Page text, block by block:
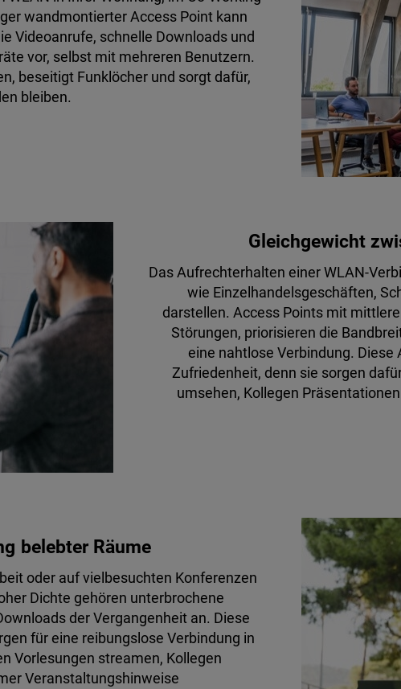
wandmontierter Access Point kann
Videoanrufe, schnelle Downloads und
vor, selbst mit mehreren Benutzern.
beseitigt Funklöcher und sorgt dafür,
bleiben.
Gleichgewicht
Das Aufrechterhalten einer WLAN-
wie Einzelhandelsgeschäften,
darstellen. Access Points mit
Störungen, priorisieren die
eine nahtlose Verbindung.
Zufriedenheit, denn sie sorgen
umsehen, Kollegen
belebter Räume
oder auf vielbesuchten Konferenzen
Dichte gehören unterbrochene
der Vergangenheit an. Diese
für eine reibungslose Verbindung in
Vorlesungen streamen, Kollegen
Veranstaltungshinweise